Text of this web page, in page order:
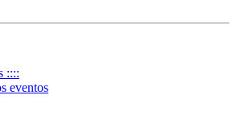
::::
eventos